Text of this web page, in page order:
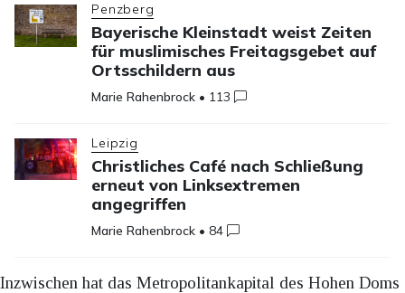
Penzberg
Bayerische Kleinstadt weist Zeiten
für muslimisches Freitagsgebet auf
Ortsschildern aus
Marie Rahenbrock • 113
Leipzig
Christliches Café nach Schließung
erneut von Linksextremen
angegriffen
Marie Rahenbrock • 84
Inzwischen hat das Metropolitankapital des Hohen Doms